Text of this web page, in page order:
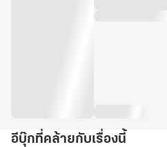
อีบุ๊กที่คล้ายกับเรื่องนี้